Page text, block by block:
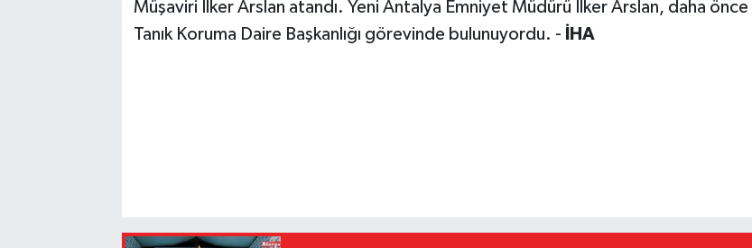
Müşaviri İlker Arslan atandı. Yeni Antalya Emniyet Müdürü İlker Arslan, daha önce
Tanık Koruma Daire Başkanlığı görevinde bulunuyordu. -
İHA